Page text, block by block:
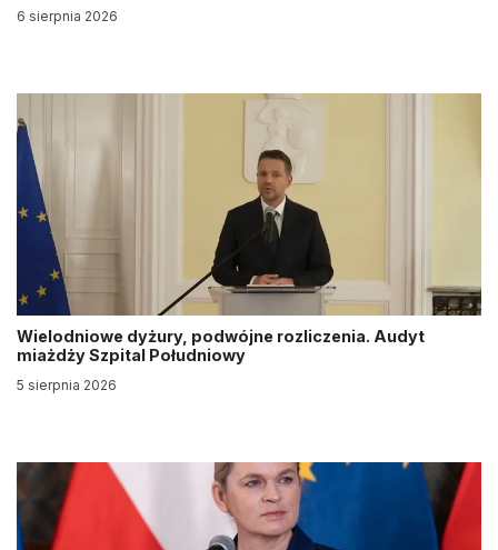
6 sierpnia 2026
Wielodniowe dyżury, podwójne rozliczenia. Audyt
miażdży Szpital Południowy
5 sierpnia 2026